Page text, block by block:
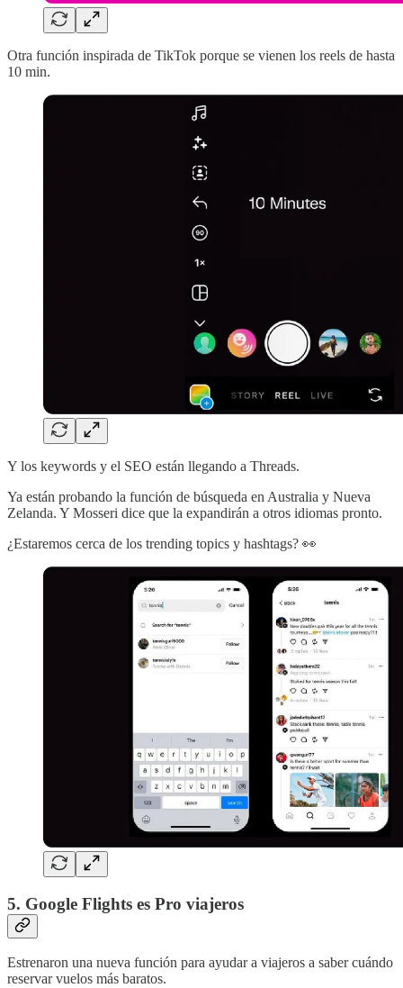
Otra función inspirada de TikTok porque se vienen los reels de hasta
10 min.
Y los keywords y el SEO están llegando a Threads.
Ya están probando la función de búsqueda en Australia y Nueva
Zelanda. Y Mosseri dice que la expandirán a otros idiomas pronto.
¿Estaremos cerca de los trending topics y hashtags? 👀
5. Google Flights es Pro viajeros
Estrenaron una nueva función para ayudar a viajeros a saber cuándo
reservar vuelos más baratos.